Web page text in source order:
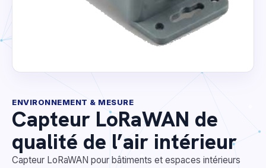
ENVIRONNEMENT & MESURE
Capteur LoRaWAN de
qualité de l’air intérieur
Capteur LoRaWAN pour bâtiments et espaces intérieurs